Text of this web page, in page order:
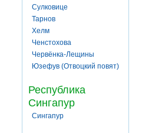
Сулковице
Тарнов
Хелм
Ченстохова
Червёнка-Лещины
Юзефув (Отвоцкий повят)
Республика
Сингапур
Сингапур